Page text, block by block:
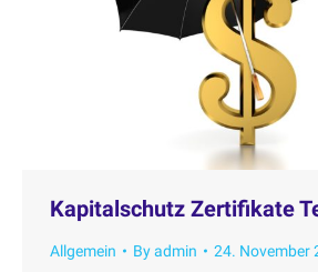
Kapitalschutz Zertifikate
Allgemein Byadmin 24. November